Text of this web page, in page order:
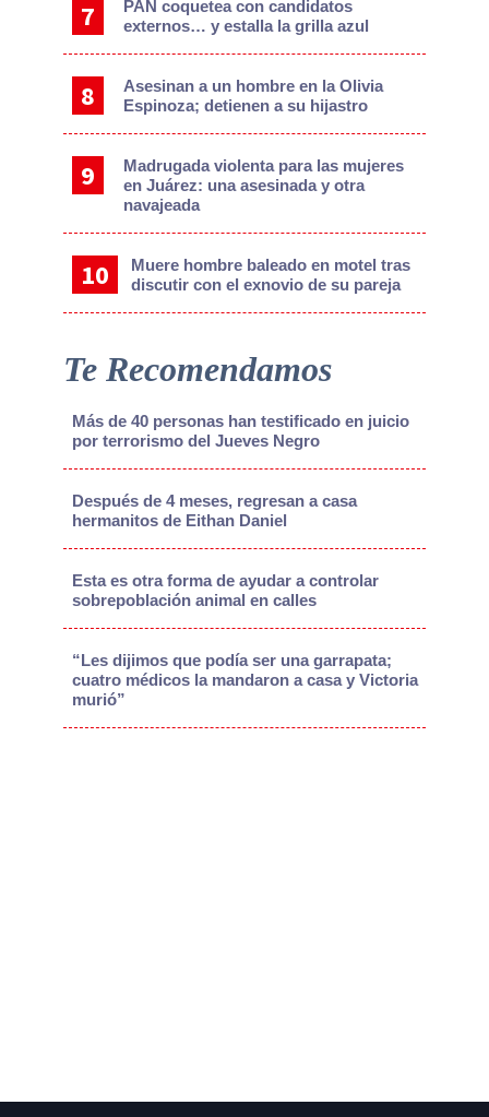
PAN coquetea con candidatos
externos… y estalla la grilla azul
Asesinan a un hombre en la Olivia
Espinoza; detienen a su hijastro
Madrugada violenta para las mujeres
en Juárez: una asesinada y otra
navajeada
Muere hombre baleado en motel tras
discutir con el exnovio de su pareja
Te Recomendamos
Más de 40 personas han testificado en juicio
por terrorismo del Jueves Negro
Después de 4 meses, regresan a casa
hermanitos de Eithan Daniel
Esta es otra forma de ayudar a controlar
sobrepoblación animal en calles
“Les dijimos que podía ser una garrapata;
cuatro médicos la mandaron a casa y Victoria
murió”